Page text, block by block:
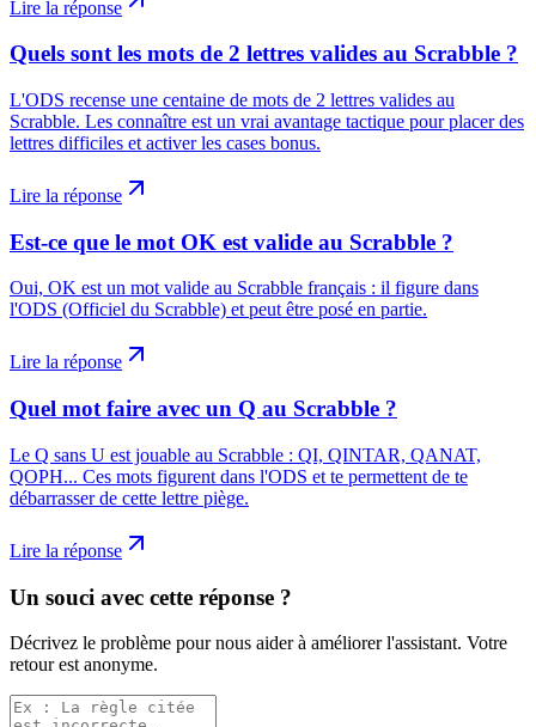
Lire la réponse
Quels sont les mots de 2 lettres valides au Scrabble ?
L'ODS recense une centaine de mots de 2 lettres valides au
Scrabble. Les connaître est un vrai avantage tactique pour placer des
lettres difficiles et activer les cases bonus.
Lire la réponse
Est-ce que le mot OK est valide au Scrabble ?
Oui, OK est un mot valide au Scrabble français : il figure dans
l'ODS (Officiel du Scrabble) et peut être posé en partie.
Lire la réponse
Quel mot faire avec un Q au Scrabble ?
Le Q sans U est jouable au Scrabble : QI, QINTAR, QANAT,
QOPH... Ces mots figurent dans l'ODS et te permettent de te
débarrasser de cette lettre piège.
Lire la réponse
Un souci avec cette réponse ?
Décrivez le problème pour nous aider à améliorer l'assistant. Votre
retour est anonyme.